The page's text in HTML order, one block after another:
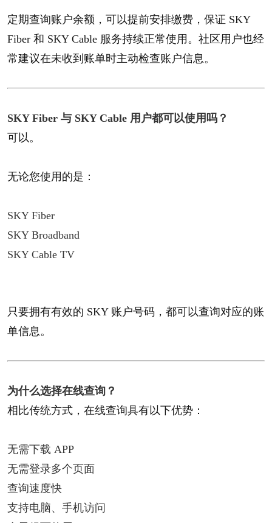
定期查询账户余额，可以提前安排缴费，保证 SKY
Fiber 和 SKY Cable 服务持续正常使用。社区用户也经
常建议在未收到账单时主动检查账户信息。
SKY Fiber 与 SKY Cable 用户都可以使用吗？​
可以。
无论您使用的是：
SKY Fiber
SKY Broadband
SKY Cable TV
只要拥有有效的 SKY 账户号码，都可以查询对应的账
单信息。
为什么选择在线查询？​
相比传统方式，在线查询具有以下优势：
无需下载 APP
无需登录多个页面
查询速度快
支持电脑、手机访问